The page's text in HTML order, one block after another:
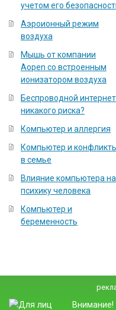
учетом его
Аэроионный режим
воздуха
Мышь от компании
Aopen со встроенным
ионизатором воздуха
Беспроводной
никакого риска?
Компьютер и аллергия
Компьютер и
в семье
Влияние компьютера на
психику человека
Компьютер и
беременность